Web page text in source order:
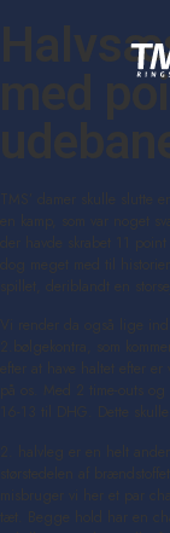
med
TMS’ damer skulle
en kamp, som var noget